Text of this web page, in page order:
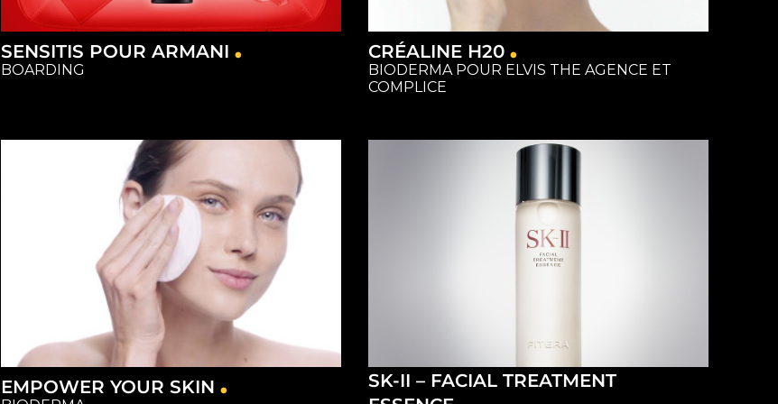
Capture Matériel Restauration Studios
SENSITIS POUR ARMANI
BOARDING
Capture Matériel Restauration Studios
CRÉALINE H20
BIODERMA POUR ELVIS THE AGENCE ET
COMPLICE
EMPOWER YOUR SKIN
SK-II – FACIAL TREATMENT